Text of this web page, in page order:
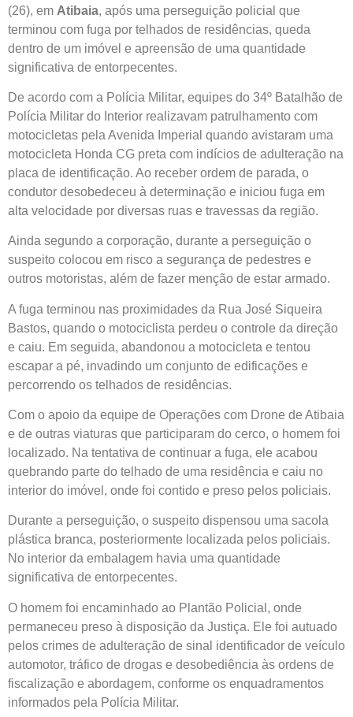
(26), em Atibaia, após uma perseguição policial que
terminou com fuga por telhados de residências, queda
dentro de um imóvel e apreensão de uma quantidade
significativa de entorpecentes.
De acordo com a Polícia Militar, equipes do 34º Batalhão de
Polícia Militar do Interior realizavam patrulhamento com
motocicletas pela Avenida Imperial quando avistaram uma
motocicleta Honda CG preta com indícios de adulteração na
placa de identificação. Ao receber ordem de parada, o
condutor desobedeceu à determinação e iniciou fuga em
alta velocidade por diversas ruas e travessas da região.
Ainda segundo a corporação, durante a perseguição o
suspeito colocou em risco a segurança de pedestres e
outros motoristas, além de fazer menção de estar armado.
A fuga terminou nas proximidades da Rua José Siqueira
Bastos, quando o motociclista perdeu o controle da direção
e caiu. Em seguida, abandonou a motocicleta e tentou
escapar a pé, invadindo um conjunto de edificações e
percorrendo os telhados de residências.
Com o apoio da equipe de Operações com Drone de Atibaia
e de outras viaturas que participaram do cerco, o homem foi
localizado. Na tentativa de continuar a fuga, ele acabou
quebrando parte do telhado de uma residência e caiu no
interior do imóvel, onde foi contido e preso pelos policiais.
Durante a perseguição, o suspeito dispensou uma sacola
plástica branca, posteriormente localizada pelos policiais.
No interior da embalagem havia uma quantidade
significativa de entorpecentes.
O homem foi encaminhado ao Plantão Policial, onde
permaneceu preso à disposição da Justiça. Ele foi autuado
pelos crimes de adulteração de sinal identificador de veículo
automotor, tráfico de drogas e desobediência às ordens de
fiscalização e abordagem, conforme os enquadramentos
informados pela Polícia Militar.